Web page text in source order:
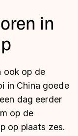
in
ook op de
in China goede
dag eerder
op de
op plaats zes.